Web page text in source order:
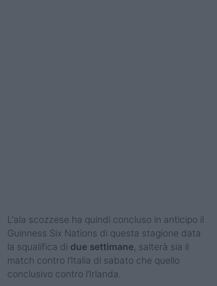
L'ala scozzese ha quindi concluso in anticipo il
Guinness Six Nations di questa stagione data
la squalifica di due settimane, salterà sia il
match contro l’Italia di sabato che quello
conclusivo contro l’Irlanda.